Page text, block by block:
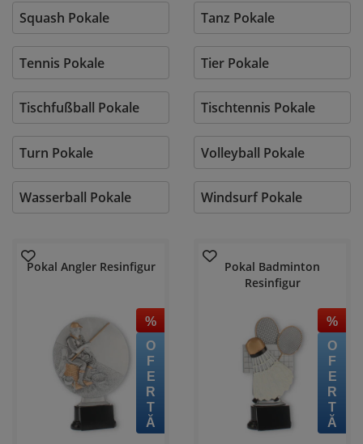
Squash Pokale Tanz Pokale
Tennis Pokale Tier Pokale
Tischfußball Pokale Tischtennis Pokale
Turn Pokale Volleyball Pokale
Wasserball Pokale Windsurf Pokale
%
OFERTĂ
Pokal Angler Resinfigur
%
OFERTĂ
Pokal Badminton
Resinfigur